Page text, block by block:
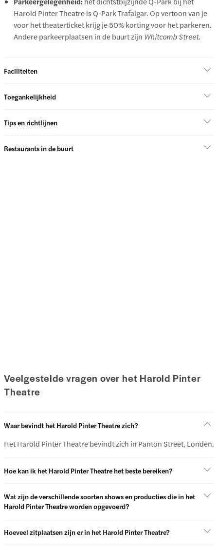
Harold Pinter Theatre is Q-Park Trafalgar. Op vertoon van je
voor het theaterticket krijg je 50% korting voor het parkeren.
Andere parkeerplaatsen in de buurt zijn Whitcomb Street.
Faciliteiten
Toegankelijkheid
Tips en richtlijnen
Restaurants in de buurt
Veelgestelde vragen over het Harold Pinter
Theatre
Waar bevindt het Harold Pinter Theatre zich?
Het Harold Pinter Theatre bevindt zich in Panton Street, Londen.
Hoe kan ik het Harold Pinter Theatre het beste bereiken?
Wat zijn de verschillende soorten shows en producties die in het
Harold Pinter Theatre worden opgevoerd?
Hoeveel zitplaatsen zijn er in het Harold Pinter Theatre?